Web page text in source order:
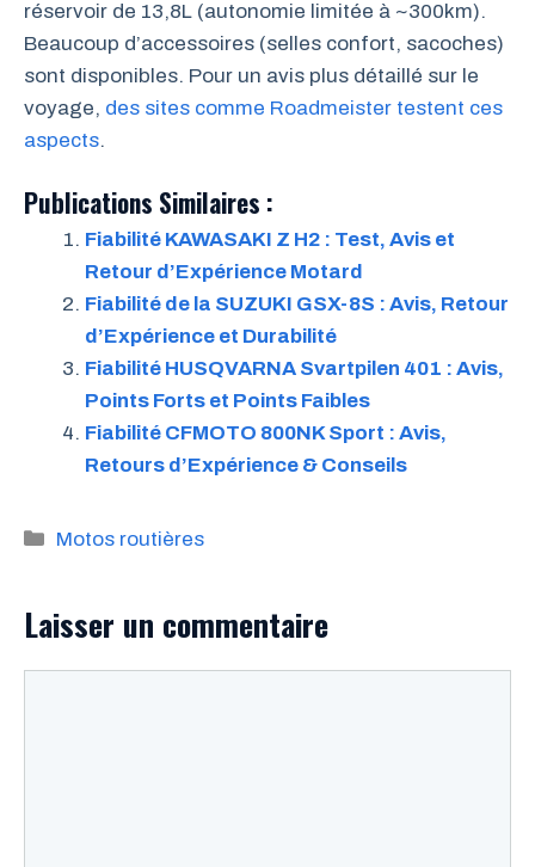
réservoir de 13,8L (autonomie limitée à ~300km).
Beaucoup d’accessoires (selles confort, sacoches)
sont disponibles. Pour un avis plus détaillé sur le
voyage, des sites comme Roadmeister testent ces
aspects.
Publications Similaires :
Fiabilité KAWASAKI Z H2 : Test, Avis et
Retour d’Expérience Motard
Fiabilité de la SUZUKI GSX-8S : Avis, Retour
d’Expérience et Durabilité
Fiabilité HUSQVARNA Svartpilen 401 : Avis,
Points Forts et Points Faibles
Fiabilité CFMOTO 800NK Sport : Avis,
Retours d’Expérience & Conseils
Catégories
Motos routières
Laisser un commentaire